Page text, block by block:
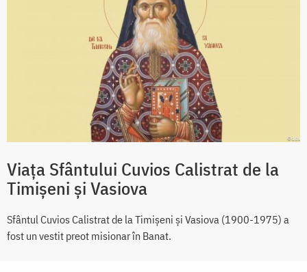
Viața Sfântului Cuvios Calistrat de la
Timișeni și Vasiova
Sfântul Cuvios Calistrat de la Timișeni și Vasiova (1900-1975) a
fost un vestit preot misionar în Banat.